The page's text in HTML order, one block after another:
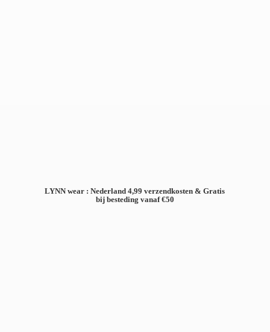
LYNN wear : Nederland 4,99 verzendkosten & Gratis
bij besteding vanaf €50